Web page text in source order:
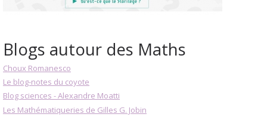
Blogs autour des Maths
Choux Romanesco
Le blog-notes du coyote
Blog sciences - Alexandre Moatti
Les Mathématiqueries de Gilles G. Jobin